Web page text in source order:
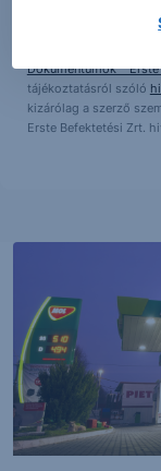
előzetes írásos
Dokumentumok –
tájékoztatásról szóló
kizárólag a szerző
Erste Befektetési Zrt.